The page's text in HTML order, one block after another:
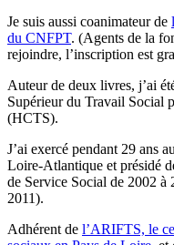
Je suis aussi coanimateur de
du CNFPT. (Agents de la
rejoindre, l’inscription est
Auteur de deux livres, j’ai
Supérieur du Travail Social
(HCTS).
J’ai exercé pendant 29 ans
Loire-Atlantique et présidé
de Service Social de 2002
2011).
Adhérent de l’ARIFTS, le